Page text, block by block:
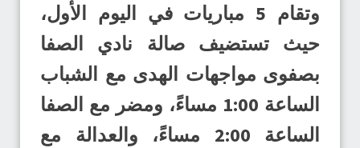
وتقام 5 مباريات في اليوم الأول،
حيث تستضيف صالة نادي الصفا
بصفوى مواجهات الهدى مع الشباب
الساعة 1:00 مساءً، ومضر مع الصفا
الساعة 2:00 مساءً، والعدالة مع